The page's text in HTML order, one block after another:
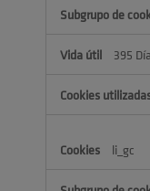
395
li_gc